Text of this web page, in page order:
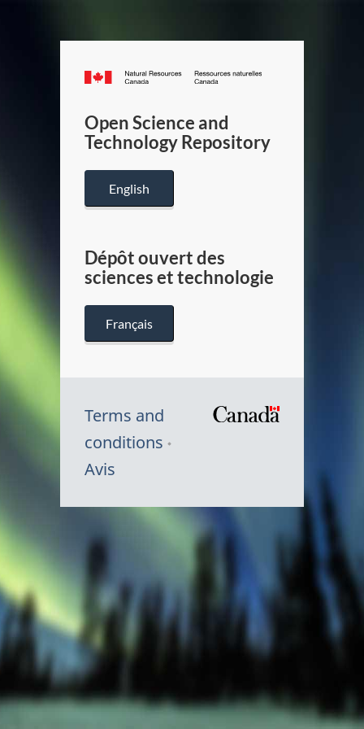
Canada.ca
/
Canada
Open Science and
Technology Repository
English
Dépôt ouvert des
sciences et technologie
Français
Terms and
conditions
Avis
Canada